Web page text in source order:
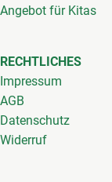
Angebot für Kitas
RECHTLICHES
Impressum
AGB
Datenschutz
Widerruf